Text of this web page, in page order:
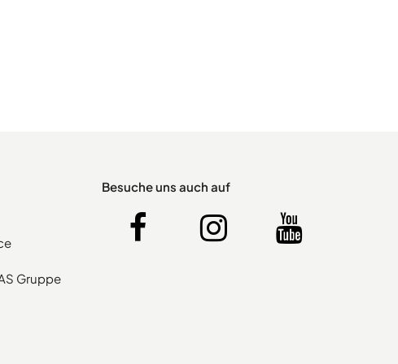
Gruppe
Besuche uns auch auf